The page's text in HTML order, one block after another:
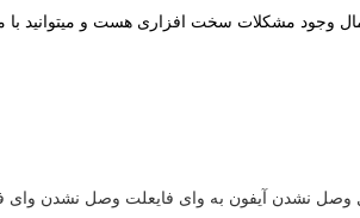
وجود مشکلات سخت افزاری هست و میتوانید
نشدن آیفون به وای فایعلت وصل نشدن وای